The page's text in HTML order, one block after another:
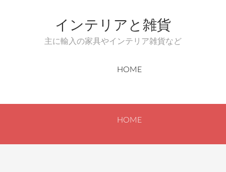
インテリアと雑貨
主に輸入の家具やインテリア雑貨など
HOME
HOME